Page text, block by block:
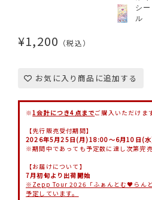
¥1,200 （税込）
お気に入り商品に追加する
※1会計につき4点までご購入いただけま
【先行販売受付期間】
2026年5月25日(月)18:00～6月10日(
※期間中であっても予定数に達し次第完
【お届けについて】
7月初旬より出荷開始
※Zepp Tour 2026「ふぁんとむ♥らんど
予定しています。